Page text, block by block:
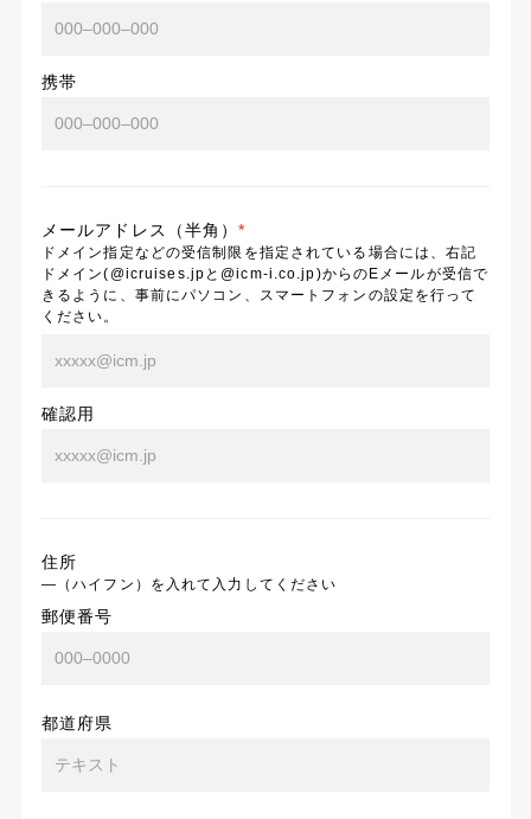
携帯
メールアドレス（半角）*
ドメイン指定などの受信制限を指定されている場合には、右記
ドメイン(@icruises.jpと@icm-i.co.jp)からのEメールが受信で
きるように、事前にパソコン、スマートフォンの設定を行って
ください。
確認用
住所
―（ハイフン）を入れて入力してください
郵便番号
都道府県